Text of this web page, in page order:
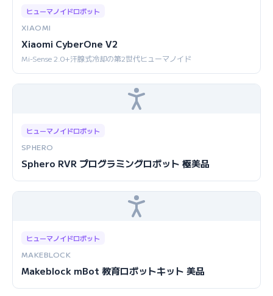
ヒューマノイドロボット
XIAOMI
Xiaomi CyberOne V2
Mi-Sense 2.0+汗腺式冷却の第2世代ヒューマノイド
ヒューマノイドロボット
SPHERO
Sphero RVR プログラミングロボット 極美品
ヒューマノイドロボット
MAKEBLOCK
Makeblock mBot 教育ロボットキット 美品